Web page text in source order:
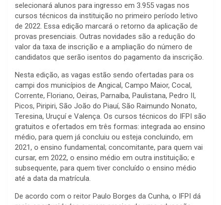
selecionará alunos para ingresso em 3.955 vagas nos
cursos técnicos da instituição no primeiro período letivo
de 2022. Essa edição marcará o retorno da aplicação de
provas presenciais. Outras novidades são a redução do
valor da taxa de inscrição e a ampliação do número de
candidatos que serão isentos do pagamento da inscrição.
Nesta edição, as vagas estão sendo ofertadas para os
campi dos municípios de Angical, Campo Maior, Cocal,
Corrente, Floriano, Oeiras, Parnaíba, Paulistana, Pedro II,
Picos, Piripiri, São João do Piauí, São Raimundo Nonato,
Teresina, Uruçuí e Valença. Os cursos técnicos do IFPI são
gratuitos e ofertados em três formas: integrada ao ensino
médio, para quem já concluiu ou esteja concluindo, em
2021, o ensino fundamental; concomitante, para quem vai
cursar, em 2022, o ensino médio em outra instituição; e
subsequente, para quem tiver concluído o ensino médio
até a data da matrícula.
De acordo com o reitor Paulo Borges da Cunha, o IFPI dá